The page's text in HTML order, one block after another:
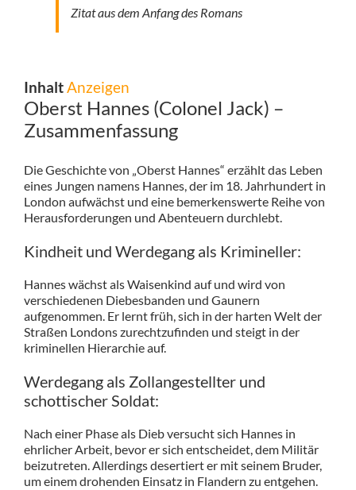
Zitat aus dem Anfang des Romans
InhaltAnzeigen
Oberst Hannes (Colonel Jack) –
Zusammenfassung
Die Geschichte von „Oberst Hannes“ erzählt das Leben
eines Jungen namens Hannes, der im 18. Jahrhundert in
London aufwächst und eine bemerkenswerte Reihe von
Herausforderungen und Abenteuern durchlebt.
Kindheit und Werdegang als Krimineller:
Hannes wächst als Waisenkind auf und wird von
verschiedenen Diebesbanden und Gaunern
aufgenommen. Er lernt früh, sich in der harten Welt der
Straßen Londons zurechtzufinden und steigt in der
kriminellen Hierarchie auf.
Werdegang als Zollangestellter und
schottischer Soldat:
Nach einer Phase als Dieb versucht sich Hannes in
ehrlicher Arbeit, bevor er sich entscheidet, dem Militär
beizutreten. Allerdings desertiert er mit seinem Bruder,
um einem drohenden Einsatz in Flandern zu entgehen.